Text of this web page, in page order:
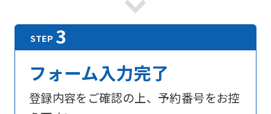
フォーム入力完了
登録内容をご確認の上、予約番号をお控